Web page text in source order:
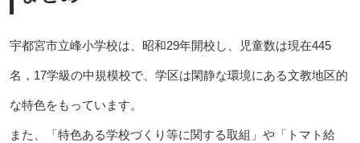
宇都宮市立峰小学校は、昭和29年開校し、児童数は現在445
名，17学級の中規模校で、学区は閑静な環境にある文教地区的
な特色をもっています。
また、「特色ある学校づくり等に関する取組」や「トマト給